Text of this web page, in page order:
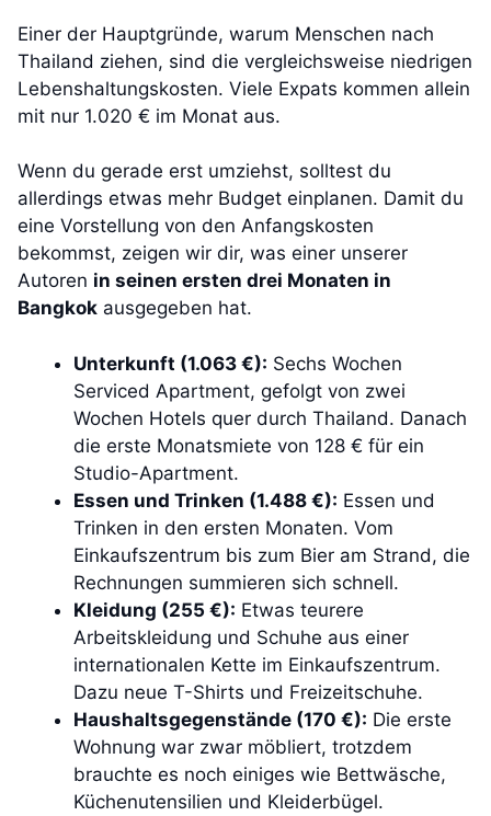
Einer der Hauptgründe, warum Menschen nach
Thailand ziehen, sind die vergleichsweise niedrigen
Lebenshaltungskosten. Viele Expats kommen allein
mit nur 1.020 € im Monat aus.
Wenn du gerade erst umziehst, solltest du
allerdings etwas mehr Budget einplanen. Damit du
eine Vorstellung von den Anfangskosten
bekommst, zeigen wir dir, was einer unserer
Autoren in seinen ersten drei Monaten in
Bangkok ausgegeben hat.
Unterkunft (1.063 €): Sechs Wochen
Serviced Apartment, gefolgt von zwei
Wochen Hotels quer durch Thailand. Danach
die erste Monatsmiete von 128 € für ein
Studio-Apartment.
Essen und Trinken (1.488 €): Essen und
Trinken in den ersten Monaten. Vom
Einkaufszentrum bis zum Bier am Strand, die
Rechnungen summieren sich schnell.
Kleidung (255 €): Etwas teurere
Arbeitskleidung und Schuhe aus einer
internationalen Kette im Einkaufszentrum.
Dazu neue T-Shirts und Freizeitschuhe.
Haushaltsgegenstände (170 €): Die erste
Wohnung war zwar möbliert, trotzdem
brauchte es noch einiges wie Bettwäsche,
Küchenutensilien und Kleiderbügel.